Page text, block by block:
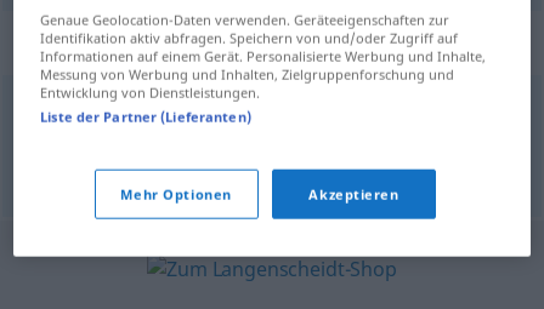
Synonyme für "Siegeszeichen"
Trophäe
Genaue Geolocation-Daten verwenden. Geräteeigenschaften zur
Identifikation aktiv abfragen. Speichern von und/oder Zugriff auf
Informationen auf einem Gerät. Personalisierte Werbung und Inhalte,
Messung von Werbung und Inhalten, Zielgruppenforschung und
Entwicklung von Dienstleistungen.
Liste der Partner (Lieferanten)
Mehr Optionen Akzeptieren